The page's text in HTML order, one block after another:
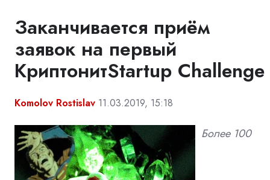
Заканчивается приём
заявок на первый
КриптонитStartup Challenge
Komolov Rostislav 11.03.2019, 15:18
Более 100